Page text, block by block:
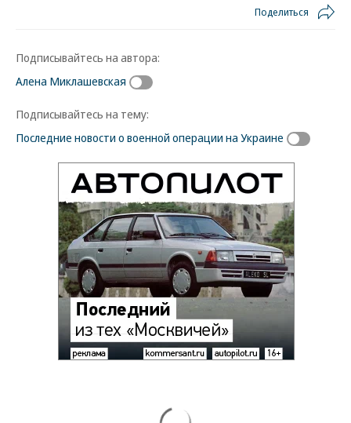
Поделиться
Подписывайтесь на автора:
Алена Миклашевская
Подписывайтесь на тему:
Последние новости о военной операции на Украине
Новости партнеров
ВСУ точно получат десятки тысяч новых
солдат
Путин озвучил итоговый план СВО
Зеленский неожиданно высказался о
возвращении Крыма
Заставим раскаяться: союзник России
дал грозное обещание